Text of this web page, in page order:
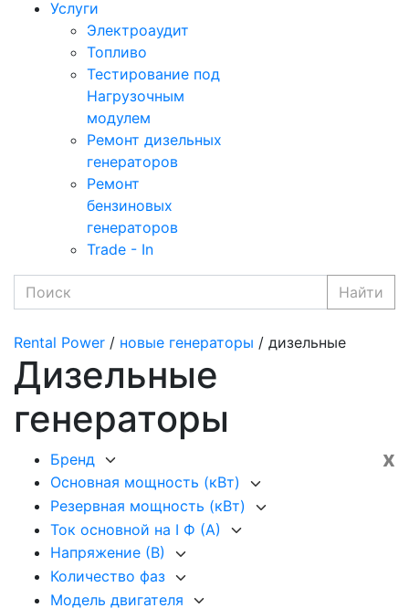
Услуги
Электроаудит
Топливо
Тестирование под
Нагрузочным
модулем
Ремонт дизельных
генераторов
Ремонт
бензиновых
генераторов
Trade - In
Найти
Rental Power / новые генераторы / дизельные
Дизельные
генераторы
x
Бренд
Основная мощность (кВт)
Резервная мощность (кВт)
Ток основной на I Ф (А)
Напряжение (В)
Количество фаз
Модель двигателя